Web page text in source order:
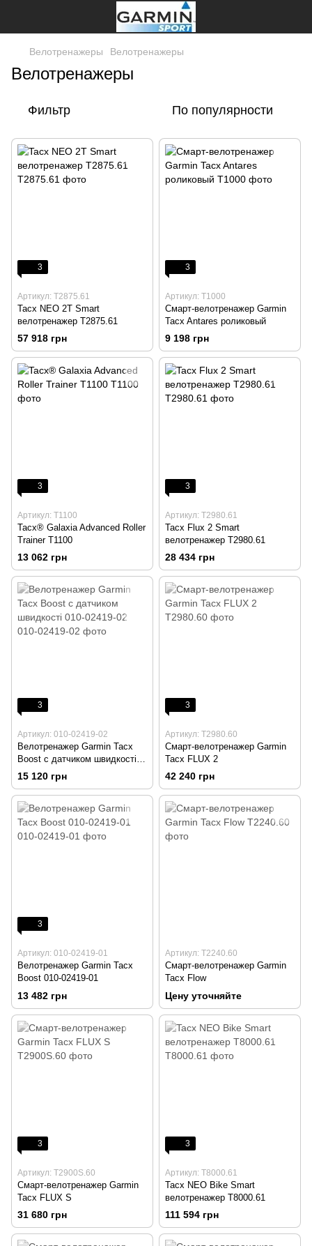
Велотренажеры Велотренажеры
Велотренажеры
Фильтр По популярности
3
Артикул: T2875.61
Tacx NEO 2T Smart
велотренажер T2875.61
57 918 грн
3
Артикул: T1000
Смарт-велотренажер Garmin
Tacx Antares роликовый
9 198 грн
3
Артикул: T1100
Tacx® Galaxia Advanced Roller
Trainer T1100
13 062 грн
3
Артикул: T2980.61
Tacx Flux 2 Smart
велотренажер T2980.61
28 434 грн
3
Артикул: 010-02419-02
Велотренажер Garmin Tacx
Boost с датчиком швидкості
010-02419-02
15 120 грн
3
Артикул: T2980.60
Смарт-велотренажер Garmin
Tacx FLUX 2
42 240 грн
3
Артикул: 010-02419-01
Велотренажер Garmin Tacx
Boost 010-02419-01
13 482 грн
Артикул: T2240.60
Смарт-велотренажер Garmin
Tacx Flow
Цену уточняйте
3
Артикул: T2900S.60
Смарт-велотренажер Garmin
Tacx FLUX S
31 680 грн
3
Артикул: T8000.61
Tacx NEO Bike Smart
велотренажер T8000.61
111 594 грн